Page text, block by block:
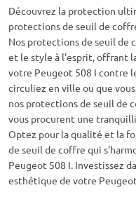
Découvrez la protection
protections de seuil de
Nos protections de seuil de
et le style à l'esprit, offrant
votre Peugeot 508 I contre
circuliez en ville ou que
nos protections de seuil de
vous procurent une
Optez pour la qualité et la
de seuil de coffre qui
Peugeot 508 I. Investissez
esthétique de votre